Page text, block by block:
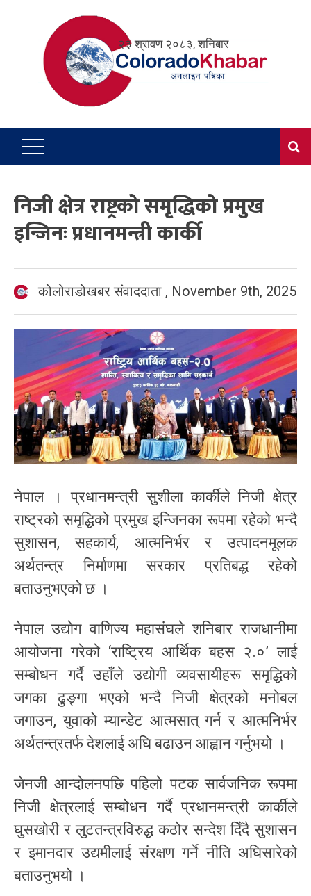
२३ श्रावण २०८३, शनिबार
निजी क्षेत्र राष्ट्रको समृद्धिको प्रमुख
इन्जिनः प्रधानमन्त्री कार्की
कोलोराडोखबर संवाददाता , November 9th, 2025
नेपाल । प्रधानमन्त्री सुशीला कार्कीले निजी क्षेत्र
राष्ट्रको समृद्धिको प्रमुख इन्जिनका रूपमा रहेको भन्दै
सुशासन, सहकार्य, आत्मनिर्भर र उत्पादनमूलक
अर्थतन्त्र निर्माणमा सरकार प्रतिबद्ध रहेको
बताउनुभएको छ ।
नेपाल उद्योग वाणिज्य महासंघले शनिबार राजधानीमा
आयोजना गरेको ‘राष्ट्रिय आर्थिक बहस २.०’ लाई
सम्बोधन गर्दै उहाँले उद्योगी व्यवसायीहरू समृद्धिको
जगका ढुङ्गा भएको भन्दै निजी क्षेत्रको मनोबल
जगाउन, युवाको म्यान्डेट आत्मसात् गर्न र आत्मनिर्भर
अर्थतन्त्रतर्फ देशलाई अघि बढाउन आह्वान गर्नुभयो ।
जेनजी आन्दोलनपछि पहिलो पटक सार्वजनिक रूपमा
निजी क्षेत्रलाई सम्बोधन गर्दै प्रधानमन्त्री कार्कीले
घुसखोरी र लुटतन्त्रविरुद्ध कठोर सन्देश दिँदै सुशासन
र इमानदार उद्यमीलाई संरक्षण गर्ने नीति अघिसारेको
बताउनुभयो ।